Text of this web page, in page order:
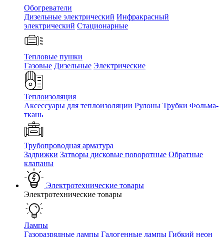
Обогреватели
Дизельные электрический Инфракрасный
электрический Стационарные
Тепловые пушки
Газовые Дизельные Электрические
Теплоизоляция
Аксессуары для теплоизоляции Рулоны Трубки Фольма-
ткань
Трубопроводная арматура
Задвижки Затворы дисковые поворотные Обратные
клапаны
Электротехнические товары
Электротехнические товары
Лампы
Газоразрядные лампы Галогенные лампы Гибкий неон